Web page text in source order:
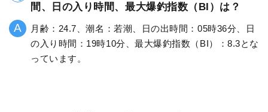
間、日の入り時間、最大爆釣指数（BI）は？
月齢：24.7、潮名：若潮、日の出時間：05時36分、日
の入り時間：19時10分、最大爆釣指数（BI）：8.3とな
っています。